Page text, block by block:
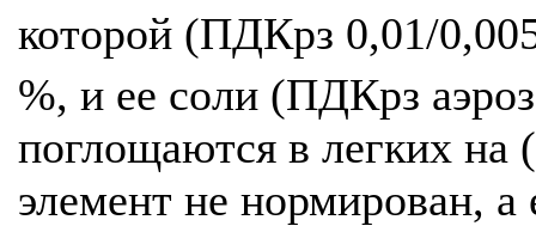
которой (ПДКрз 0,01/
%, и ее соли (ПДКрз
поглощаются в легких на
элемент не нормирован, а